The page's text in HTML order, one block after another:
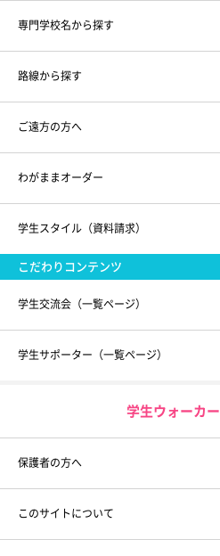
専門学校名から探す
路線から探す
ご遠方の方へ
わがままオーダー
学生スタイル（資料請求）
こだわりコンテンツ
学生交流会（一覧ページ）
学生サポーター（一覧ページ）
学生ウォーカー
保護者の方へ
このサイトについて